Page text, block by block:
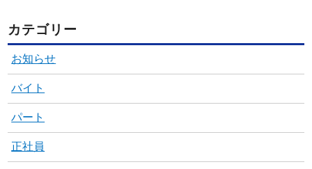
カテゴリー
お知らせ
バイト
パート
正社員